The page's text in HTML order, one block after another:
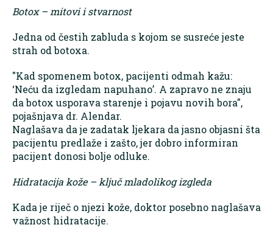
Botox – mitovi i stvarnost
Jedna od čestih zabluda s kojom se susreće jeste
strah od botoxa.
"Kad spomenem botox, pacijenti odmah kažu:
‘Neću da izgledam napuhano’. A zapravo ne znaju
da botox usporava starenje i pojavu novih bora",
pojašnjava dr. Alendar.
Naglašava da je zadatak ljekara da jasno objasni šta
pacijentu predlaže i zašto, jer dobro informiran
pacijent donosi bolje odluke.
Hidratacija kože – ključ mladolikog izgleda
Kada je riječ o njezi kože, doktor posebno naglašava
važnost hidratacije.